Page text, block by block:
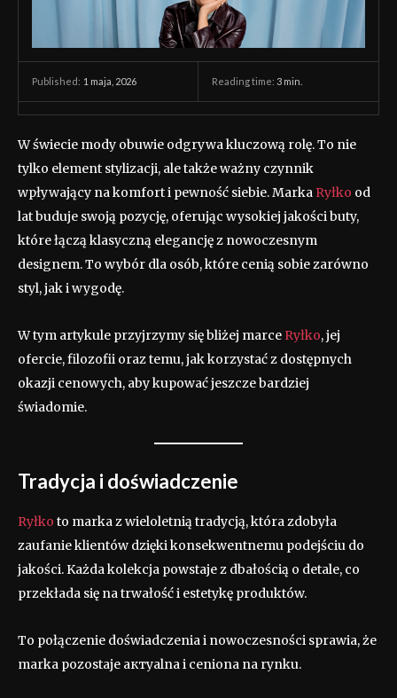
Published: 1 maja, 2026 Reading time: 3 min.
W świecie mody obuwie odgrywa kluczową rolę. To nie
tylko element stylizacji, ale także ważny czynnik
wpływający na komfort i pewność siebie. Marka Ryłko od
lat buduje swoją pozycję, oferując wysokiej jakości buty,
które łączą klasyczną elegancję z nowoczesnym
designem. To wybór dla osób, które cenią sobie zarówno
styl, jak i wygodę.
W tym artykule przyjrzymy się bliżej marce Ryłko, jej
ofercie, filozofii oraz temu, jak korzystać z dostępnych
okazji cenowych, aby kupować jeszcze bardziej
świadomie.
Tradycja i doświadczenie
Ryłko to marka z wieloletnią tradycją, która zdobyła
zaufanie klientów dzięki konsekwentnemu podejściu do
jakości. Każda kolekcja powstaje z dbałością o detale, co
przekłada się na trwałość i estetykę produktów.
To połączenie doświadczenia i nowoczesności sprawia, że
marka pozostaje актуalna i ceniona na rynku.